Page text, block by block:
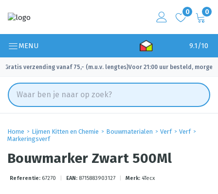
0 0
MENU 9.1/10
Gratis verzending vanaf 75,- (m.u.v. lengtes)
✓ Voor 21:00 uur besteld, morgen
Home Lijmen Kitten en Chemie Bouwmaterialen Verf
Verf
Markeringsverf
Bouwmarker Zwart 500Ml
Referentie: 67270 EAN: 8715883903127 Merk: 4Tecx